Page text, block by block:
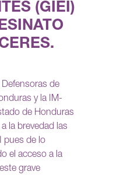
(GIEI)
de
y la IM-
de Honduras
la brevedad las
pues de lo
el acceso a la
grave